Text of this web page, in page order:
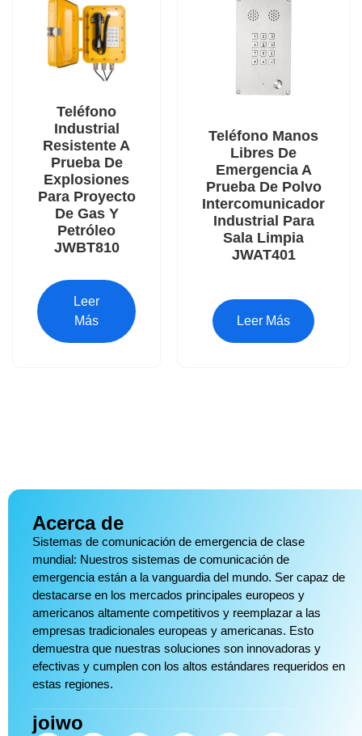
Teléfono
Industrial
Resistente A
Prueba De
Explosiones
Para Proyecto
De Gas Y
Petróleo
JWBT810
Leer
Más
Teléfono Manos
Libres De
Emergencia A
Prueba De Polvo
Intercomunicador
Industrial Para
Sala Limpia
JWAT401
Leer Más
Acerca de
Sistemas de comunicación de emergencia de clase
mundial: Nuestros sistemas de comunicación de
emergencia están a la vanguardia del mundo. Ser capaz de
destacarse en los mercados principales europeos y
americanos altamente competitivos y reemplazar a las
empresas tradicionales europeas y americanas. Esto
demuestra que nuestras soluciones son innovadoras y
efectivas y cumplen con los altos estándares requeridos en
estas regiones.
joiwo